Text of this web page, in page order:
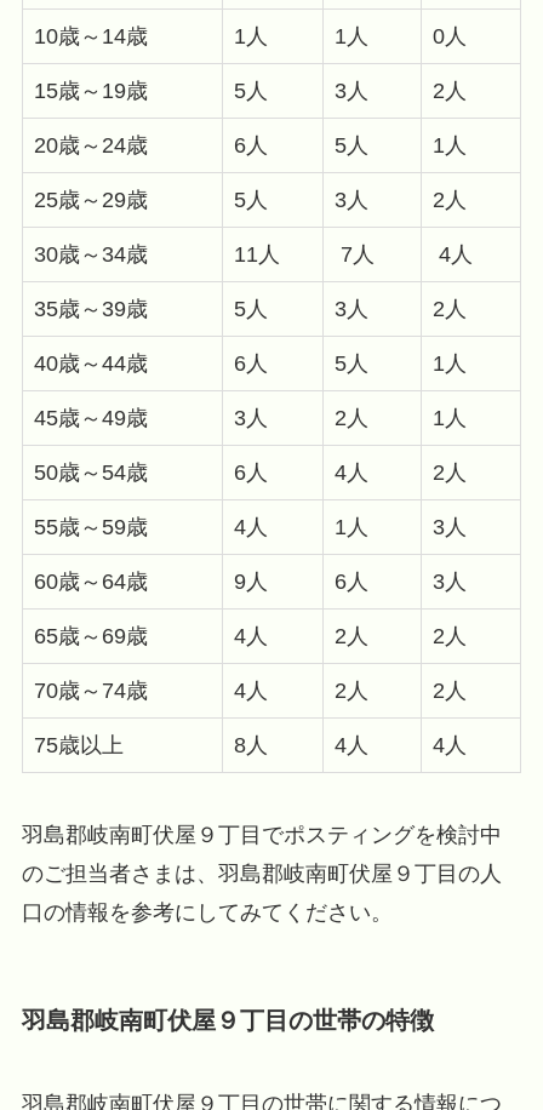
10歳～14歳 1人 1人 0人
15歳～19歳 5人 3人 2人
20歳～24歳 6人 5人 1人
25歳～29歳 5人 3人 2人
30歳～34歳 11人 7人 4人
35歳～39歳 5人 3人 2人
40歳～44歳 6人 5人 1人
45歳～49歳 3人 2人 1人
50歳～54歳 6人 4人 2人
55歳～59歳 4人 1人 3人
60歳～64歳 9人 6人 3人
65歳～69歳 4人 2人 2人
70歳～74歳 4人 2人 2人
75歳以上 8人 4人 4人
羽島郡岐南町伏屋９丁目でポスティングを検討中
のご担当者さまは、羽島郡岐南町伏屋９丁目の人
口の情報を参考にしてみてください。
羽島郡岐南町伏屋９丁目の世帯の特徴
羽島郡岐南町伏屋９丁目の世帯に関する情報につ